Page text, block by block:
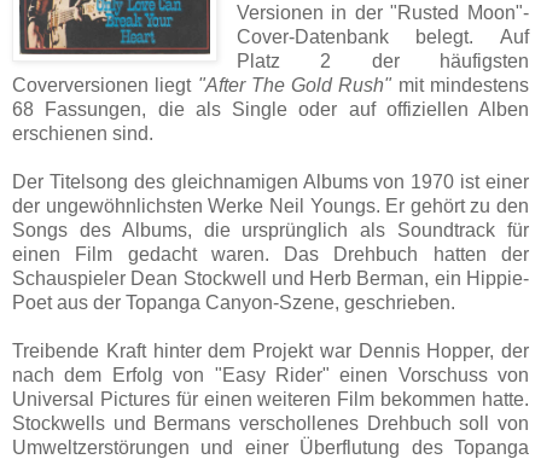
Versionen in der "Rusted Moon"-
Cover-Datenbank belegt. Auf
Platz 2 der häufigsten
Coverversionen liegt "After The Gold Rush" mit mindestens
68 Fassungen, die als Single oder auf offiziellen Alben
erschienen sind.
Der Titelsong des gleichnamigen Albums von 1970 ist einer
der ungewöhnlichsten Werke Neil Youngs. Er gehört zu den
Songs des Albums, die ursprünglich als Soundtrack für
einen Film gedacht waren. Das Drehbuch hatten der
Schauspieler Dean Stockwell und Herb Berman, ein Hippie-
Poet aus der Topanga Canyon-Szene, geschrieben.
Treibende Kraft hinter dem Projekt war Dennis Hopper, der
nach dem Erfolg von "Easy Rider" einen Vorschuss von
Universal Pictures für einen weiteren Film bekommen hatte.
Stockwells und Bermans verschollenes Drehbuch soll von
Umweltzerstörungen und einer Überflutung des Topanga